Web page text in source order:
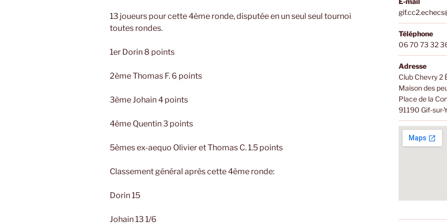
13 joueurs pour cette 4ème ronde, disputée en un seul seul tournoi
toutes rondes.
1er Dorin 8 points
2ème Thomas F. 6 points
3ème Johain 4 points
4ème Quentin 3 points
5èmes ex-aequo Olivier et Thomas C. 1.5 points
Classement général après cette 4ème ronde:
Dorin 15
Johain 13 1/6
Téléphone
06 70 73 32
Adresse
Club Chevry 2
Maison des
Place de la
91190 Gif-sur-